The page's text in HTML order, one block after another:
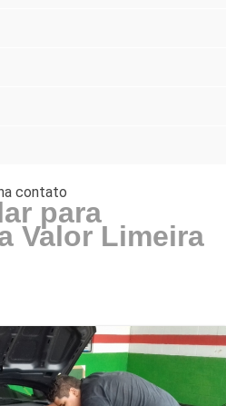
para
Valor Limeira